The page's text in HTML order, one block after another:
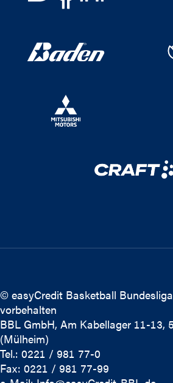
© easyCredit Basketball
vorbehalten
BBL GmbH, Am Kabellager 11-13,
(Mülheim)
Tel.: 0221 / 981 77-0
Fax: 0221 / 981 77-99